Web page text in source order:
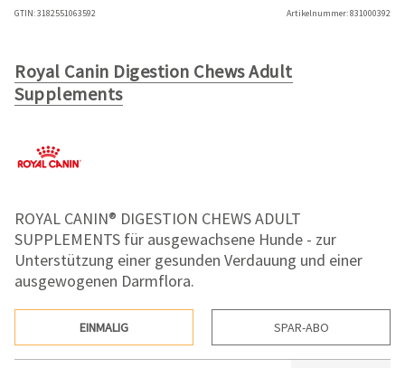
GTIN:3182551063592 Artikelnummer:831000392
Royal Canin Digestion Chews Adult
Supplements
ROYAL CANIN® DIGESTION CHEWS ADULT
SUPPLEMENTS für ausgewachsene Hunde - zur
Unterstützung einer gesunden Verdauung und einer
ausgewogenen Darmflora.
EINMALIG SPAR-ABO